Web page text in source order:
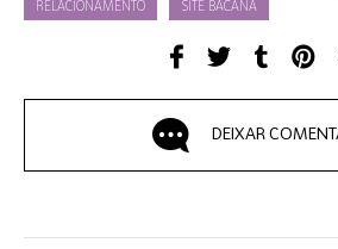
RELACIONAMENTO SITE BACANA
DEIXAR